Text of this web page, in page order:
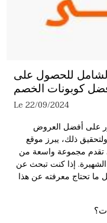
للحصول على
Le 22/09/2024
على أفضل العروض
ذلك، يبرز موقع
تقدم مجموعة واسعة من
الشهيرة. إذا كنت تبحث عن
ما تحتاج معرفته عن هذا